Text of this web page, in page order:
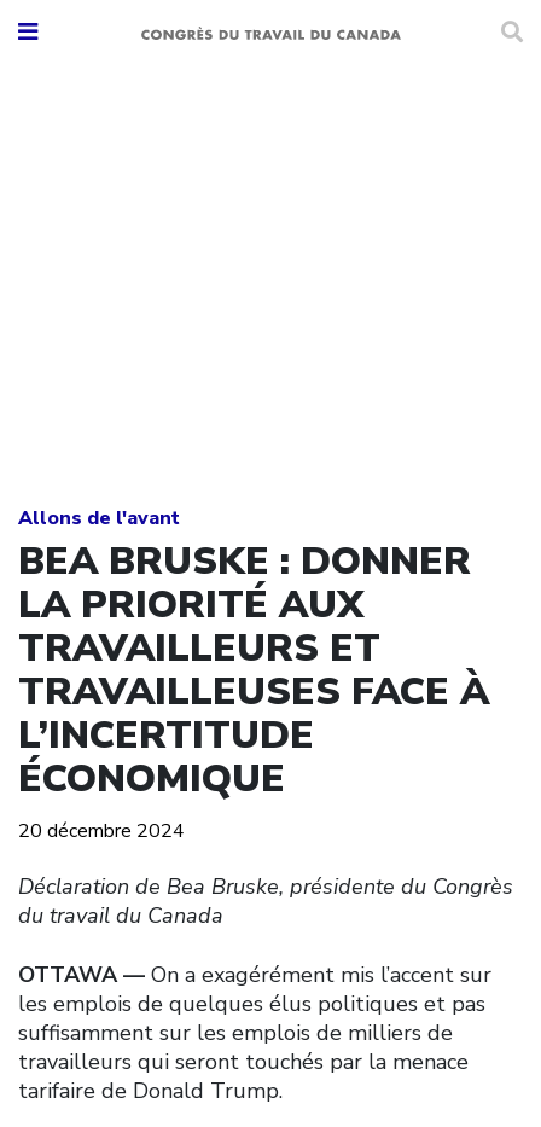
Allons de l'avant
BEA BRUSKE : DONNER
LA PRIORITÉ AUX
TRAVAILLEURS ET
TRAVAILLEUSES FACE À
L’INCERTITUDE
ÉCONOMIQUE
20 décembre 2024
Déclaration de Bea Bruske, présidente du Congrès
du travail du Canada
OTTAWA — On a exagérément mis l’accent sur
les emplois de quelques élus politiques et pas
suffisamment sur les emplois de milliers de
travailleurs qui seront touchés par la menace
tarifaire de Donald Trump.